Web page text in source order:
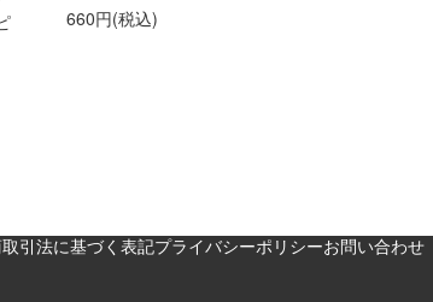
660円(税込)
引法に基づく表記プライバシーポリシーお問い合わせ